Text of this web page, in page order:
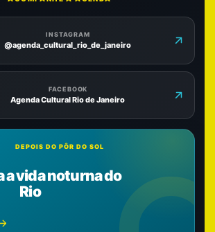
INSTAGRAM
@agenda_cultural_rio_de_janeiro
FACEBOOK
Agenda Cultural Rio de Janeiro
DEPOIS DO PÔR DO SOL
a vida noturna do
Rio